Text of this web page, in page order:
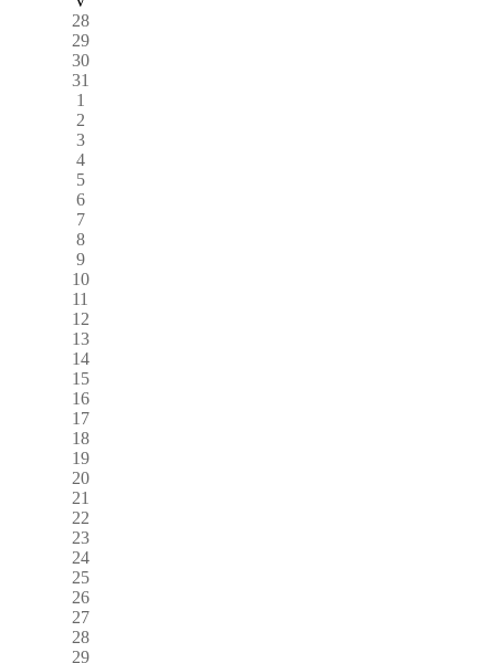
28
29
30
31
1
2
3
4
5
6
7
8
9
10
11
12
13
14
15
16
17
18
19
20
21
22
23
24
25
26
27
28
29